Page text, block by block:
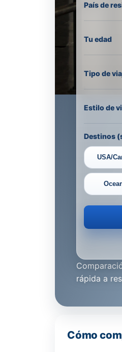
País de
Tu edad
Tipo de
Estilo de
Destinos
USA/
rápida a
Cómo